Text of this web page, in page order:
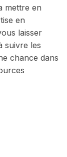
mettre en
en
laisser
suivre les
chance dans